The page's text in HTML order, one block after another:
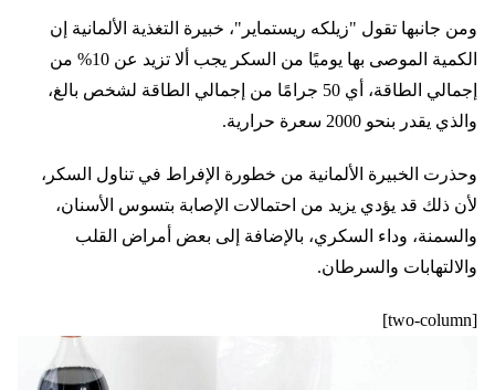
ومن جانبها تقول "زيلكه ريستماير"، خبيرة التغذية الألمانية إن
الكمية الموصى بها يوميًا من السكر يجب ألا تزيد عن 10% من
إجمالي الطاقة، أي 50 جرامًا من إجمالي الطاقة لشخص بالغ،
والذي يقدر بنحو 2000 سعرة حرارية.
وحذرت الخبيرة الألمانية من خطورة الإفراط في تناول السكر،
لأن ذلك قد يؤدي يزيد من احتمالات الإصابة بتسوس الأسنان،
والسمنة، وداء السكري، بالإضافة إلى بعض أمراض القلب
والالتهابات والسرطان.
[two-column]